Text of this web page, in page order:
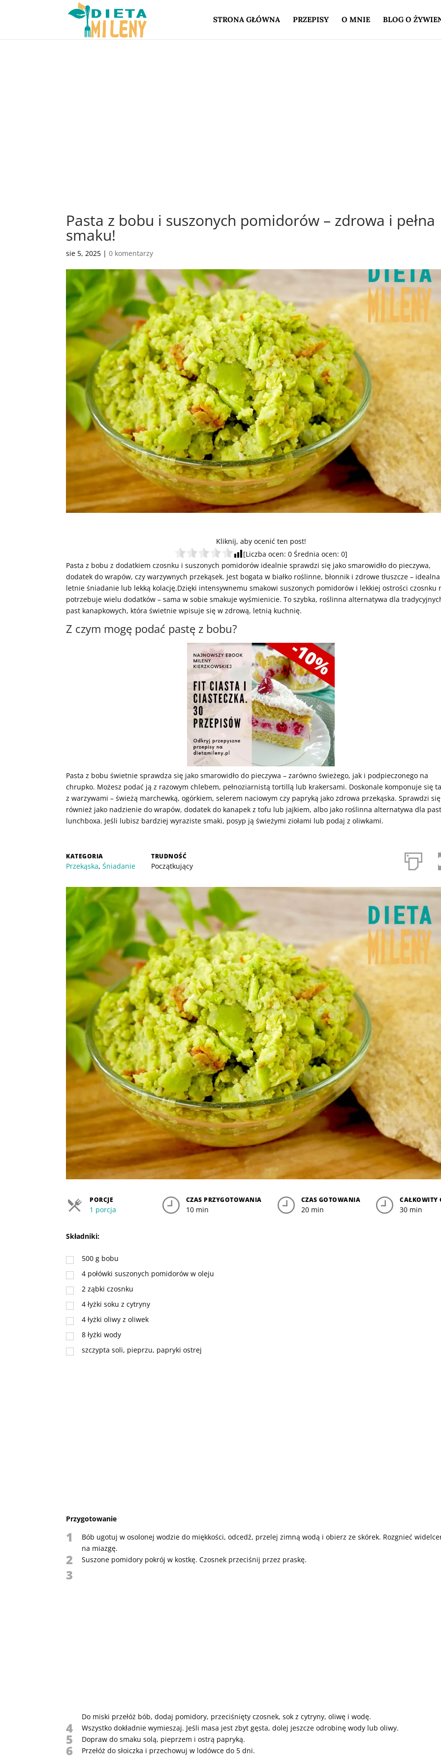
STRONA GŁÓWNA PRZEPISY O MNIE BLOG O
Pasta z bobu i suszonych pomidorów – zdrowa i pełna
smaku!
sie 5, 2025 |0 komentarzy
Kliknij, aby ocenić ten post!
[Liczba ocen:0 Średnia ocen:0]
Pasta z bobu z dodatkiem czosnku i suszonych pomidorów idealnie sprawdzi się jako smarowidło do pieczywa,
dodatek do wrapów, czy warzywnych przekąsek. Jest bogata w białko roślinne, błonnik i zdrowe tłuszcze –
letnie śniadanie lub lekką kolację.Dzięki intensywnemu smakowi suszonych pomidorów i lekkiej ostrości czosnku
potrzebuje wielu dodatków – sama w sobie smakuje wyśmienicie. To szybka, roślinna alternatywa dla
past kanapkowych, która świetnie wpisuje się w zdrową, letnią kuchnię.
Z czym mogę podać pastę z bobu?
Pasta z bobu świetnie sprawdza się jako smarowidło do pieczywa – zarówno świeżego, jak i podpieczonego na
chrupko. Możesz podać ją z razowym chlebem, pełnoziarnistą tortillą lub krakersami. Doskonale komponuje się
z warzywami – świeżą marchewką, ogórkiem, selerem naciowym czy papryką jako zdrowa przekąska. Sprawdzi się
również jako nadzienie do wrapów, dodatek do kanapek z tofu lub jajkiem, albo jako roślinna alternatywa dla
lunchboxa. Jeśli lubisz bardziej wyraziste smaki, posyp ją świeżymi ziołami lub podaj z oliwkami.
KATEGORIA
Przekąska,Śniadanie
TRUDNOŚĆ
Początkujący
PORCJE
1 porcja
CZAS PRZYGOTOWANIA
10 min
CZAS GOTOWANIA
20 min
CAŁKOWITY
30 min
Składniki:
500 g bobu
4 połówki suszonych pomidorów w oleju
2 ząbki czosnku
4 łyżki soku z cytryny
4 łyżki oliwy z oliwek
8 łyżki wody
szczypta soli, pieprzu, papryki ostrej
Przygotowanie
1
Bób ugotuj w osolonej wodzie do miękkości, odcedź, przelej zimną wodą i obierz ze skórek. Rozgnieć
na miazgę.
2 Suszone pomidory pokrój w kostkę. Czosnek przeciśnij przez praskę.
3
Do miski przełóż bób, dodaj pomidory, przeciśnięty czosnek, sok z cytryny, oliwę i wodę.
4 Wszystko dokładnie wymieszaj. Jeśli masa jest zbyt gęsta, dolej jeszcze odrobinę wody lub oliwy.
5 Dopraw do smaku solą, pieprzem i ostrą papryką.
6 Przełóż do słoiczka i przechowuj w lodówce do 5 dni.